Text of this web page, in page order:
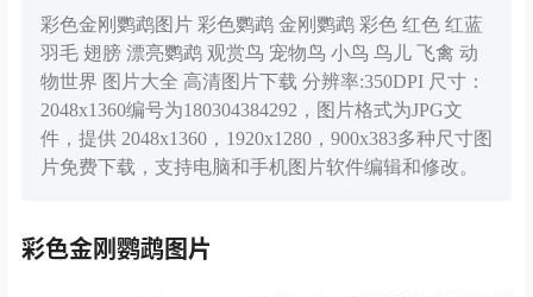
彩色金刚鹦鹉图片 彩色鹦鹉 金刚鹦鹉 彩色 红色 红蓝
羽毛 翅膀 漂亮鹦鹉 观赏鸟 宠物鸟 小鸟 鸟儿 飞禽 动
物世界 图片大全 高清图片下载 分辨率:350DPI 尺寸：
2048x1360编号为180304384292，图片格式为JPG文
件，提供 2048x1360，1920x1280，900x383多种尺寸图
片免费下载，支持电脑和手机图片软件编辑和修改。
彩色金刚鹦鹉图片